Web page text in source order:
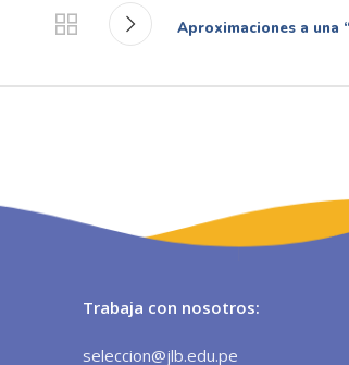
Aproximaciones a una
Trabaja con nosotros:
seleccion@jlb.edu.pe